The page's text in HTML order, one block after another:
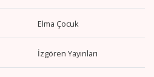
Elma Çocuk
İzgören Yayınları